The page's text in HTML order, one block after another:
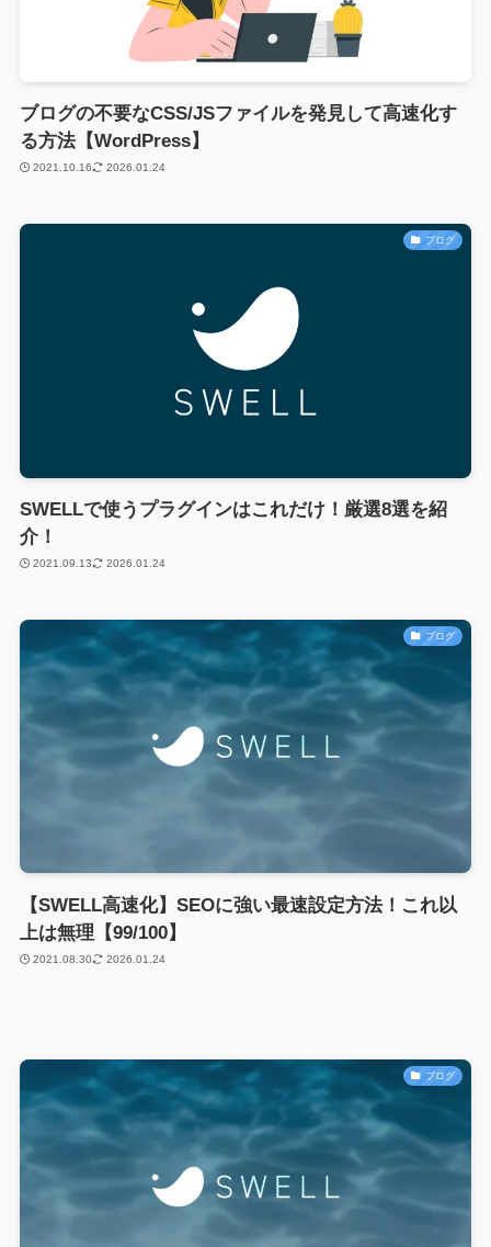
ブログの不要なCSS/JSファイルを発見して高速化す
る方法【WordPress】
2021.10.16 2026.01.24
ブログ
SWELLで使うプラグインはこれだけ！厳選8選を紹
介！
2021.09.13 2026.01.24
ブログ
【SWELL高速化】SEOに強い最速設定方法！これ以
上は無理【99/100】
2021.08.30 2026.01.24
ブログ